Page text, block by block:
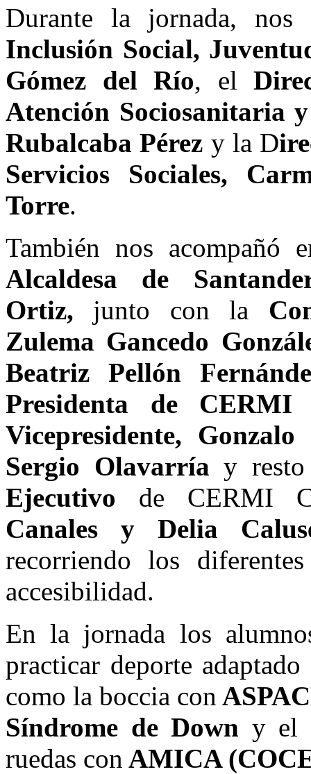
Durante la jornada,
Inclusión Social,
Gómez del Río, el
Atención Sociosanitaria
Rubalcaba Pérez y la D
Servicios Sociales,
Torre.
También nos acompañó
Alcaldesa de
Ortiz, junto con la
Zulema Gancedo
Beatriz Pellón
Presidenta de
Vicepresidente,
Sergio Olavarría y
Ejecutivo de CERMI
Canales y Delia
recorriendo los
accesibilidad.
En la jornada los
practicar deporte
como la boccia con
Síndrome de Down y el
ruedas con AMICA